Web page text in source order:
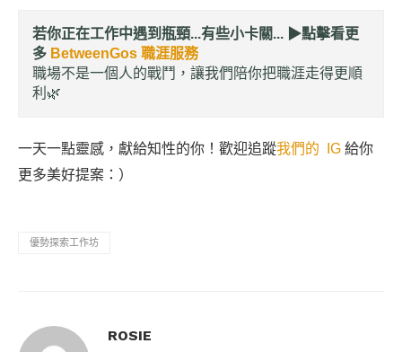
若你正在工作中遇到瓶頸...有些小卡關... ▶︎點擊看更
多 BetweenGos 職涯服務
職場不是一個人的戰鬥，讓我們陪你把職涯走得更順
利🌿
一天一點靈感，獻給知性的你！歡迎追蹤我們的 IG 給你
更多美好提案：）
優勢探索工作坊
ROSIE